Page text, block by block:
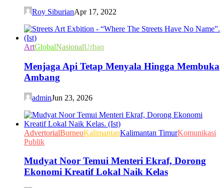
Roy SiburianApr 17, 2022
ArtGlobalNasionalUrban
Menjaga Api Tetap Menyala Hingga Membuka
Ambang
adminJun 23, 2026
AdvertorialBorneoKalimantanKalimantan TimurKomunikasi
Publik
Mudyat Noor Temui Menteri Ekraf, Dorong
Ekonomi Kreatif Lokal Naik Kelas